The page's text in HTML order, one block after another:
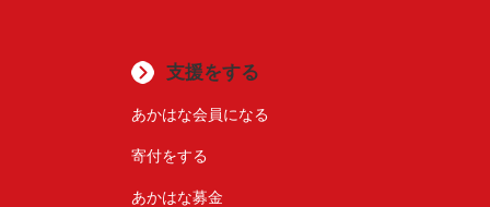
支援をする
あかはな会員になる
寄付をする
あかはな募金